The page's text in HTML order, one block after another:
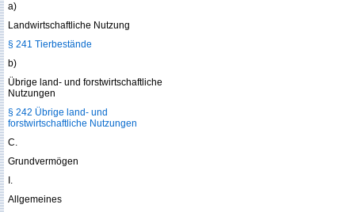
a)
Landwirtschaftliche Nutzung
§ 241 Tierbestände
b)
Übrige land- und forstwirtschaftliche
Nutzungen
§ 242 Übrige land- und
forstwirtschaftliche Nutzungen
C.
Grundvermögen
I.
Allgemeines